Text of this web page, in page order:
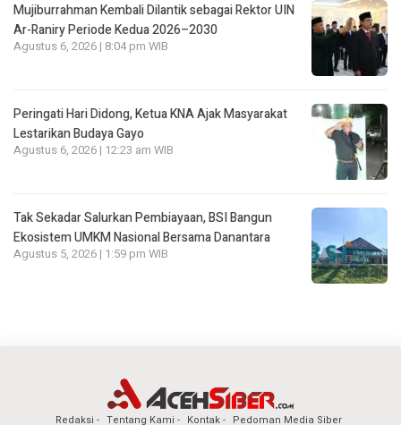
Mujiburrahman Kembali Dilantik sebagai Rektor UIN
Ar-Raniry Periode Kedua 2026–2030
Agustus 6, 2026 | 8:04 pm WIB
Peringati Hari Didong, Ketua KNA Ajak Masyarakat
Lestarikan Budaya Gayo
Agustus 6, 2026 | 12:23 am WIB
Tak Sekadar Salurkan Pembiayaan, BSI Bangun
Ekosistem UMKM Nasional Bersama Danantara
Agustus 5, 2026 | 1:59 pm WIB
Redaksi Tentang Kami Kontak Pedoman Media Siber